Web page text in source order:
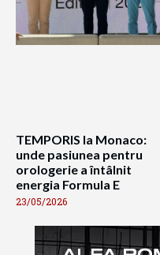
TEMPORIS la Monaco:
unde pasiunea pentru
orologerie a întâlnit
energia Formula E
23/05/2026